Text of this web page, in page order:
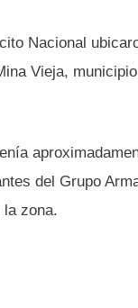
Nacional
Vieja,
del Grupo
la zona.